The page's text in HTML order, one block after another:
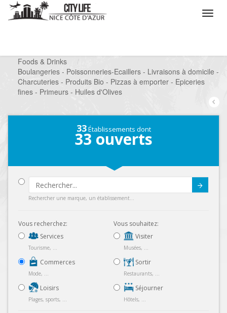
Foods & Drinks
/
Boulangeries - Poissonneries-Ecaillers - Livraisons à domicile -
Charcuteries - Produits Bio - Pizzas à emporter - Epiceries
fines - Primeurs - Huiles d'Olives
33Établissements dont
33 ouverts
Rechercher une marque, un établissement...
Vous recherchez:
Services
Tourisme, ...
Commerces
Mode, ...
Loisirs
Plages, sports, ...
Vous souhaitez:
Visiter
Musées, ...
Sortir
Restaurants, ...
Séjourner
Hôtels, ...